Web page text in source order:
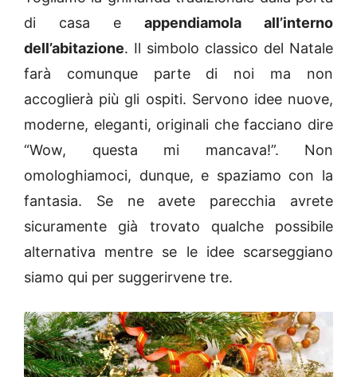
di casa e appendiamola all’interno
dell’abitazione. Il simbolo classico del Natale
farà comunque parte di noi ma non
accoglierà più gli ospiti. Servono idee nuove,
moderne, eleganti, originali che facciano dire
“Wow, questa mi mancava!”. Non
omologhiamoci, dunque, e spaziamo con la
fantasia. Se ne avete parecchia avrete
sicuramente già trovato qualche possibile
alternativa mentre se le idee scarseggiano
siamo qui per suggerirvene tre.